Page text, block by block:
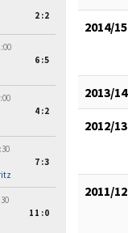
2:2
6:5
4:2
7:3
11:0
2014/15
2013/14
2012/13
2011/12